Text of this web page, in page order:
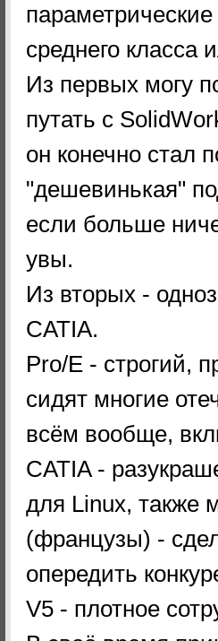
среднего класса
Из первых могу
путать с
он конечно стал
"дешевинькая"
если больше
увы.
Из вторых -
CATIA.
Pro/E - строгий,
сидят многие
всём вообще,
CATIA -
для Linux, также
(французы) -
опередить
V5 - плотное